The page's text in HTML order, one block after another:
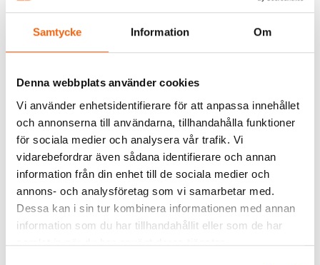
Samtycke Information Om
Denna webbplats använder cookies
Vi använder enhetsidentifierare för att anpassa innehållet
och annonserna till användarna, tillhandahålla funktioner
för sociala medier och analysera vår trafik. Vi
vidarebefordrar även sådana identifierare och annan
information från din enhet till de sociala medier och
annons- och analysföretag som vi samarbetar med.
Dessa kan i sin tur kombinera informationen med annan
information som du har tillhandahållit eller som de har
samlat in när du har använt deras tjänster.
Karm, handtag och nyckelskyltar ingår ej.